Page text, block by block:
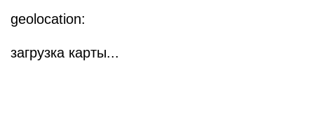
geolocation:
загрузка карты...